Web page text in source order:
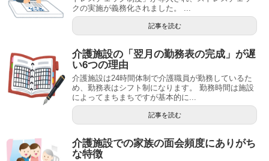
クの実施が義務化されました。 ...
記事を読む
介護施設の「翌月の勤務表の完成」が遅
い6つの理由
介護施設は24時間体制で介護職員が勤務しているた
め、勤務表はシフト制になります。 勤務時間は施設
によってまちまちですが基本的に...
記事を読む
介護施設での家族の面会頻度にありがち
な特徴